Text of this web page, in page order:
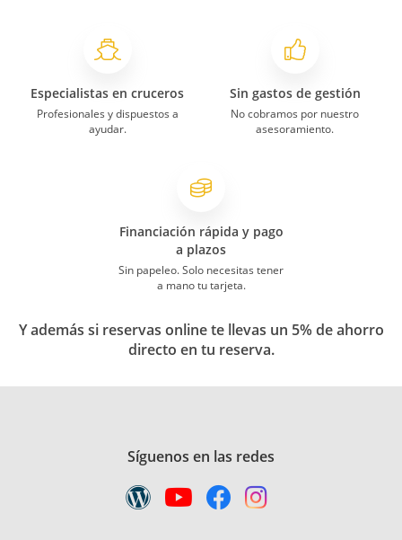
Especialistas en cruceros
Profesionales y dispuestos a
ayudar.
Sin gastos de gestión
No cobramos por nuestro
asesoramiento.
Financiación rápida y pago
a plazos
Sin papeleo. Solo necesitas tener
a mano tu tarjeta.
Y además si reservas online te llevas un 5% de ahorro
directo en tu reserva.
Síguenos en las redes